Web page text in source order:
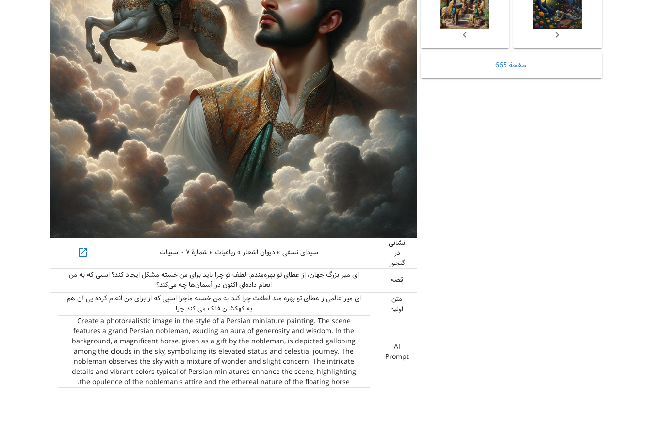
صفحهٔ 665
نشانی
در
گنجور
سیدای نسفی » دیوان اشعار » رباعیات » شمارهٔ ۷ - اسبیات open_in_new
قصه
ای میر بزرگ جهان، از عطای تو بهره‌مندم. لطف تو چرا باید برای من خسته مشکل ایجاد کند؟ اسبی که به من
انعام داده‌ای اکنون در آسمان‌ها چه می‌کند؟
متن
اولیه
ای میر عالمی ز عطای تو بهره مند لطفت چرا کند به من خسته ماجرا اسپی که از برای من انعام کرده یی آن هم
به کهکشان فلک می کند چرا
AI
Prompt
Create a photorealistic image in the style of a Persian miniature painting. The scene
features a grand Persian nobleman, exuding an aura of generosity and wisdom. In the
background, a magnificent horse, given as a gift by the nobleman, is depicted galloping
among the clouds in the sky, symbolizing its elevated status and celestial journey. The
nobleman observes the sky with a mixture of wonder and slight concern. The intricate
details and vibrant colors typical of Persian miniatures enhance the scene, highlighting
the opulence of the nobleman's attire and the ethereal nature of the floating horse.